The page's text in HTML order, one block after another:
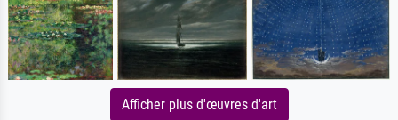
Afficher plus d'œuvres d'art